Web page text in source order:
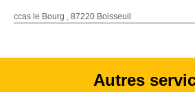
ccas le Bourg , 87220 Boisseuil
Autres